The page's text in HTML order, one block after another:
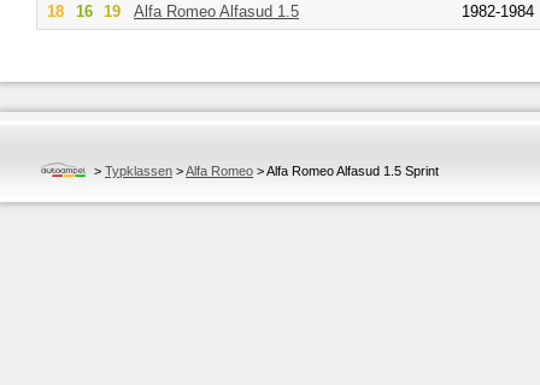
18
16 19 Alfa Romeo Alfasud 1.5 1982-1984
> Typklassen >Alfa Romeo >Alfa Romeo Alfasud 1.5 Sprint